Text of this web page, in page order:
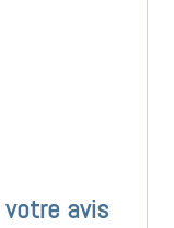
votre avis